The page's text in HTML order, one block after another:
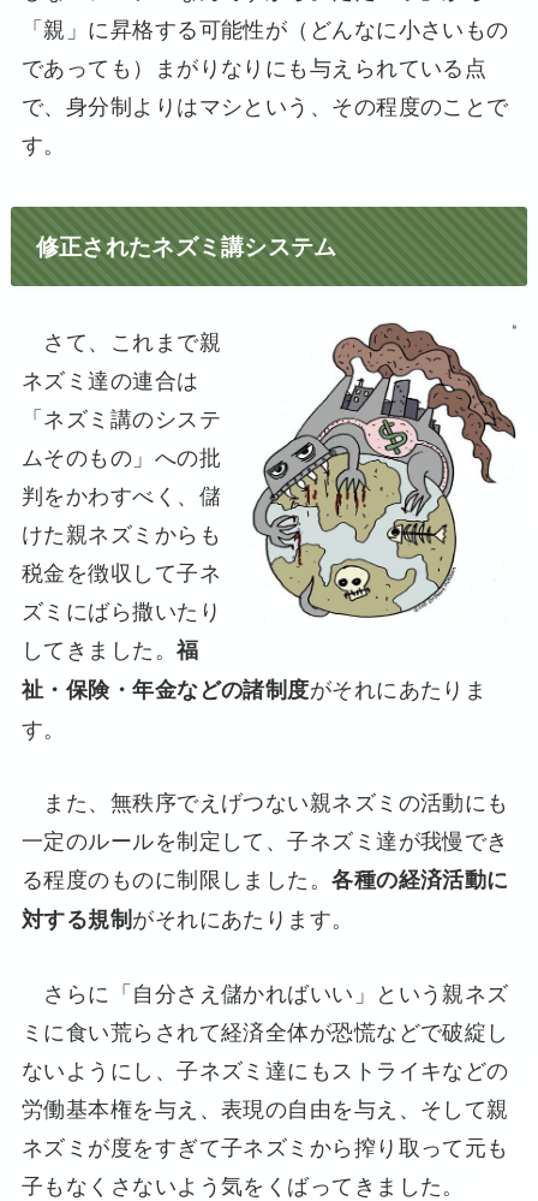
「親」に昇格する可能性が（どんなに小さいもの
であっても）まがりなりにも与えられている点
で、身分制よりはマシという、その程度のことで
す。
修正されたネズミ講システム
さて、これまで親
ネズミ達の連合は
「ネズミ講のシステ
ムそのもの」への批
判をかわすべく、儲
けた親ネズミからも
税金を徴収して子ネ
ズミにばら撒いたり
してきました。福
祉・保険・年金などの諸制度がそれにあたりま
す。
また、無秩序でえげつない親ネズミの活動にも
一定のルールを制定して、子ネズミ達が我慢でき
る程度のものに制限しました。各種の経済活動に
対する規制がそれにあたります。
さらに「自分さえ儲かればいい」という親ネズ
ミに食い荒らされて経済全体が恐慌などで破綻し
ないようにし、子ネズミ達にもストライキなどの
労働基本権を与え、表現の自由を与え、そして親
ネズミが度をすぎて子ネズミから搾り取って元も
子もなくさないよう気をくばってきました。